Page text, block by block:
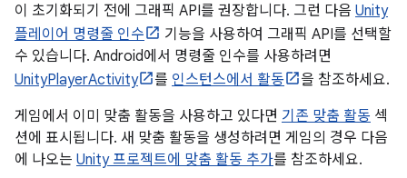
이 초기화되기 전에 그래픽 API를 권장합니다. 그런 다음 Unity
플레이어 명령줄 인수
기능을 사용하여 그래픽 API를 선택할
수 있습니다. Android에서 명령줄 인수를 사용하려면
UnityPlayerActivity
를 인스턴스에서 활동
을 참조하세요.
게임에서 이미 맞춤 활동을 사용하고 있다면 기존 맞춤 활동 섹
션에 표시됩니다. 새 맞춤 활동을 생성하려면 게임의 경우 다음
에 나오는 Unity 프로젝트에 맞춤 활동 추가를 참조하세요.